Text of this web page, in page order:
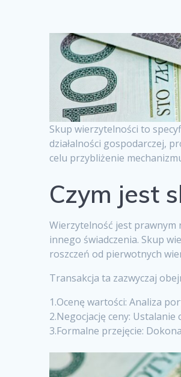
Skup wierzytelności to
działalności gospodarczej,
celu przybliżenie
Czym jest
Wierzytelność jest prawnym
innego świadczenia. Skup
roszczeń od pierwotnych
Transakcja ta zazwyczaj
1.Ocenę wartości: Analiza
2.Negocjację ceny:
3.Formalne przejęcie: